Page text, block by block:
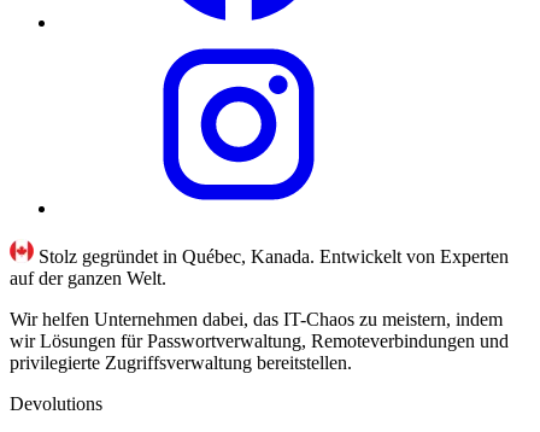
Stolz gegründet in Québec, Kanada. Entwickelt von Experten
auf der ganzen Welt.
Wir helfen Unternehmen dabei, das IT-Chaos zu meistern, indem
wir Lösungen für Passwortverwaltung, Remoteverbindungen und
privilegierte Zugriffsverwaltung bereitstellen.
Devolutions